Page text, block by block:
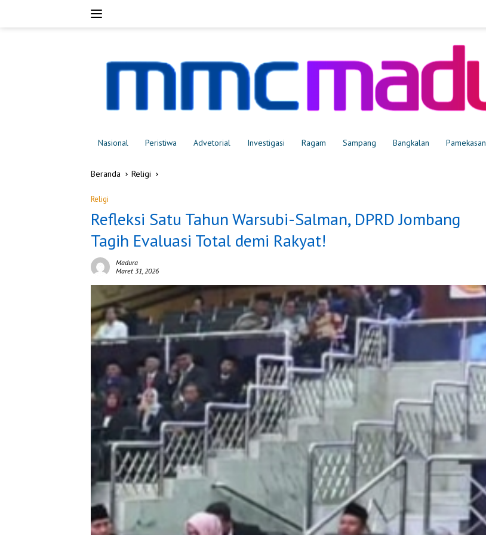
Nasional Peristiwa Advetorial Investigasi Ragam Sampang Bangkalan Pamekasan
Beranda Religi
Religi
Refleksi Satu Tahun Warsubi-Salman, DPRD Jombang
Tagih Evaluasi Total demi Rakyat!
Madura
Maret 31, 2026